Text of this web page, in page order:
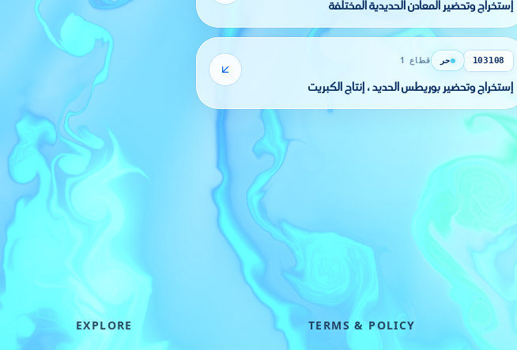
إستخراج وتحضير المعادن الحديدية المختلفة
103108 حر قطاع 1
إستخراج وتحضير بوريطس الحديد ، إنتاج الكبريت
TERMS & POLICY
EXPLORE